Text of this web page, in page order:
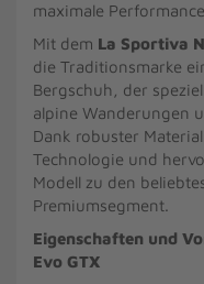
maximale
Mit dem La Sportiva
die Traditionsmarke
Bergschuh, der
alpine Wanderungen
Dank robuster
Technologie und
Modell zu den
Premiumsegment.
Eigenschaften und
Evo GTX